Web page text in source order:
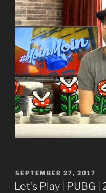
VERÖFFENTLICHT
AM
SEPTEMBER 27, 2017
Let’s Play | PUBG |